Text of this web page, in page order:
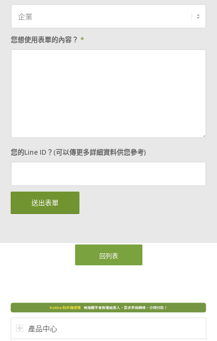
您想使用表單的內容？*
您的Line ID？(可以傳更多詳細資料供您參考)
回列表
產品中心